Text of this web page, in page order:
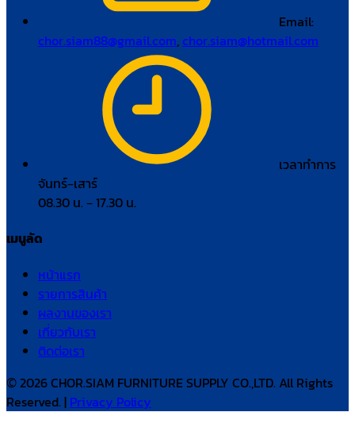
Email:
chor.siam88@gmail.com,chor.siam@hotmail.com
เวลาทำการ
จันทร์–เสาร์
08.30 น. – 17.30 น.
เมนูลัด
หน้าแรก
รายการสินค้า
ผลงานของเรา
เกี่ยวกับเรา
ติดต่อเรา
© 2026 CHOR.SIAM FURNITURE SUPPLY CO.,LTD. All Rights
Reserved. | Privacy Policy